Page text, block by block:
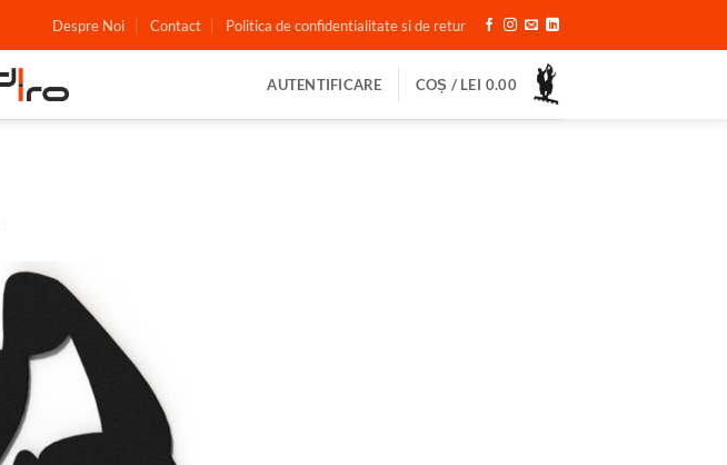
Despre Noi Contact Politica de confidentialitate si de retur
AUTENTIFICARE COȘ / LEI 0.00